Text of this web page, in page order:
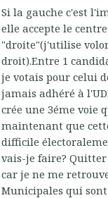
Si la gauche c'est
elle accepte le
"droite"(j'utilise
droit).Entre 1
je votais pour celui
jamais adhéré à
crée une 3éme voie
maintenant que
difficile
vais-je faire?
car je ne me
Municipales qui